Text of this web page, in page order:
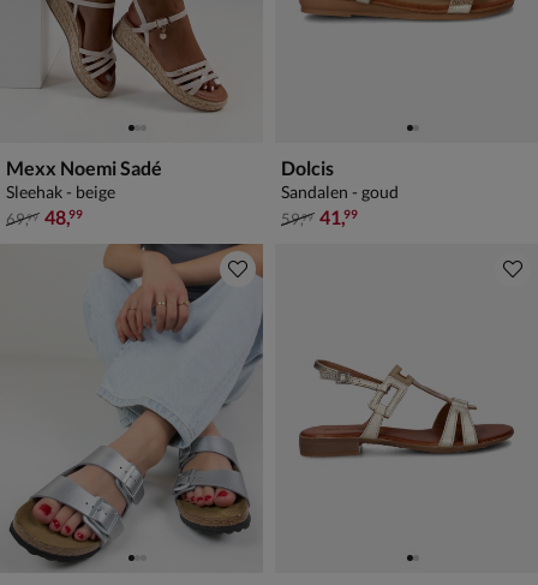
Mexx Noemi Sadé
Sleehak - beige
van € 69,99 voor € 48,99
69,99 48,99
Dolcis
Sandalen - goud
van € 59,99 voor € 41,99
59,99 41,99